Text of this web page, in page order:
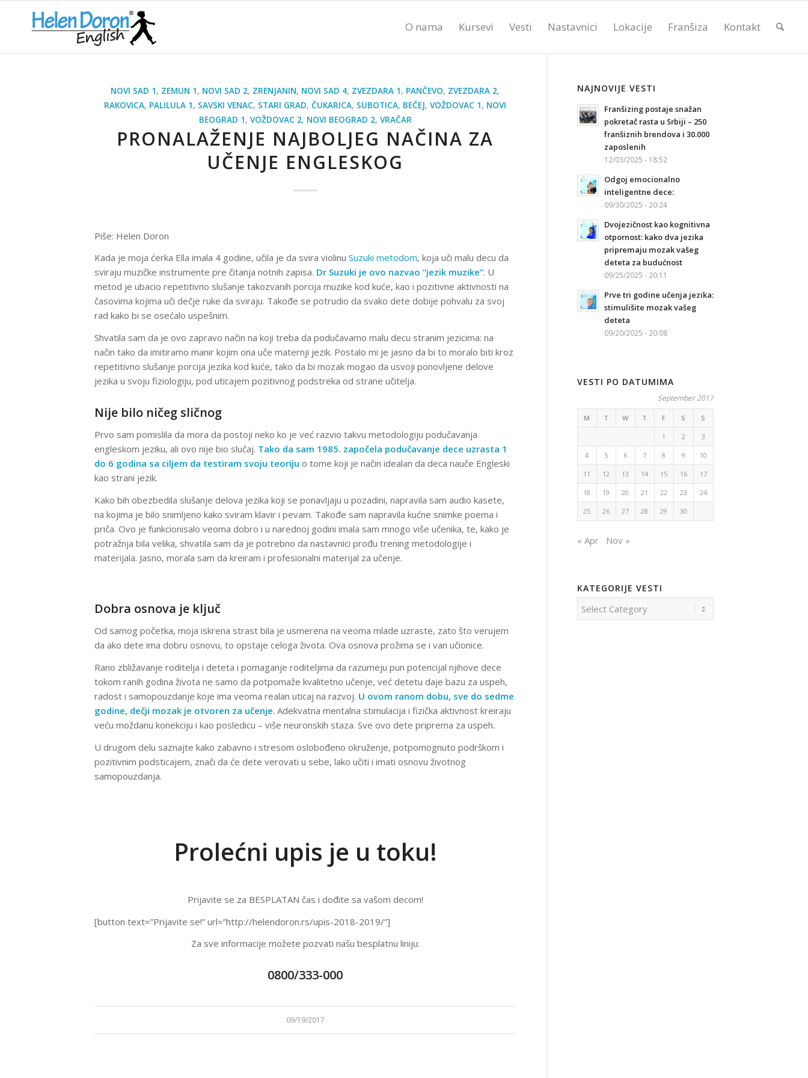
O nama Kursevi Vesti Nastavnici Lokacije Franšiza Kontakt
NOVI SAD 1, ZEMUN 1, NOVI SAD 2, ZRENJANIN, NOVI SAD 4, ZVEZDARA 1, PANČEVO, ZVEZDARA 2,
RAKOVICA, PALILULA 1, SAVSKI VENAC, STARI GRAD,ČUKARICA, SUBOTICA, BEČEJ,VOŽDOVAC 1, NOVI
BEOGRAD 1, VOŽDOVAC 2, NOVI BEOGRAD 2, VRAČAR
PRONALAŽENJE NAJBOLJEG NAČINA ZA
UČENJE ENGLESKOG
Piše: Helen Doron
Kada je moja ćerka Ella imala 4 godine, učila je da svira violinu Suzuki metodom, koja uči malu decu da
sviraju muzičke instrumente pre čitanja notnih zapisa. Dr Suzuki je ovo nazvao “jezik muzike”. U
metod je ubacio repetitivno slušanje takozvanih porcija muzike kod kuće, kao i pozitivne aktivnosti na
časovima kojima uči dečje ruke da sviraju. Takođe se potrudio da svako dete dobije pohvalu za svoj
rad kako bi se osećalo uspešnim.
Shvatila sam da je ovo zapravo način na koji treba da podučavamo malu decu stranim jezicima: na
način tako da imitiramo manir kojim ona uče maternji jezik. Postalo mi je jasno da bi to moralo biti kroz
repetitivno slušanje porcija jezika kod kuće, tako da bi mozak mogao da usvoji ponovljene delove
jezika u svoju fiziologiju, pod uticajem pozitivnog podstreka od strane učitelja.
Nije bilo ničeg sličnog
Prvo sam pomislila da mora da postoji neko ko je već razvio takvu metodologiju podučavanja
engleskom jeziku, ali ovo nije bio slučaj. Tako da sam 1985. započela podučavanje dece uzrasta 1
do 6 godina sa ciljem da testiram svoju teoriju o tome koji je način idealan da deca nauče Engleski
kao strani jezik.
Kako bih obezbedila slušanje delova jezika koji se ponavljaju u pozadini, napravila sam audio kasete,
na kojima je bilo snimljeno kako sviram klavir i pevam. Takođe sam napravila kućne snimke poema i
priča. Ovo je funkcionisalo veoma dobro i u narednoj godini imala sam mnogo više učenika, te, kako je
potražnja bila velika, shvatila sam da je potrebno da nastavnici prođu trening metodologije i
materijala. Jasno, morala sam da kreiram i profesionalni materijal za učenje.
Dobra osnova je ključ
Od samog početka, moja iskrena strast bila je usmerena na veoma mlade uzraste, zato što verujem
da ako dete ima dobru osnovu, to opstaje celoga života. Ova osnova prožima se i van učionice.
Rano zbližavanje roditelja i deteta i pomaganje roditeljima da razumeju pun potencijal njihove dece
tokom ranih godina života ne samo da potpomaže kvalitetno učenje, već detetu daje bazu za uspeh,
radost i samopouzdanje koje ima veoma realan uticaj na razvoj. U ovom ranom dobu, sve do sedme
godine, dečji mozak je otvoren za učenje. Adekvatna mentalna stimulacija i fizička aktivnost kreiraju
veću moždanu konekciju i kao posledicu – više neuronskih staza. Sve ovo dete priprema za uspeh.
U drugom delu saznajte kako zabavno i stresom oslobođeno okruženje, potpomognuto podrškom i
pozitivnim podsticajem, znači da će dete verovati u sebe, lako učiti i imati osnovu životnog
samopouzdanja.
Prolećni upis je u toku!
Prijavite se za BESPLATAN čas i dođite sa vašom decom!
[button text=”Prijavite se!” url=”http://helendoron.rs/upis-2018-2019/”]
Za sve informacije možete pozvati našu besplatnu liniju:
0800/333-000
09/19/2017
NAJNOVIJE VESTI
Franšizing postaje snažan
pokretač rasta u Srbiji – 250
franšiznih brendova i 30.000
zaposlenih
12/03/2025 - 18:52
Odgoj emocionalno
inteligentne dece:
09/30/2025 - 20:24
Dvojezičnost kao kognitivna
otpornost: kako dva jezika
pripremaju mozak vašeg
deteta za budućnost
09/25/2025 - 20:11
Prve tri godine učenja jezika:
stimulišite mozak vašeg
deteta
09/20/2025 - 20:08
VESTI PO DATUMIMA
September 2017
M T W T F S S
1 2 3
4 5 6 7 8 9 10
11 12 13 14 15 16 17
18 19 20 21 22 23 24
25 26 27 28 29 30
« Apr Nov »
KATEGORIJE VESTI
Kategorije
vesti